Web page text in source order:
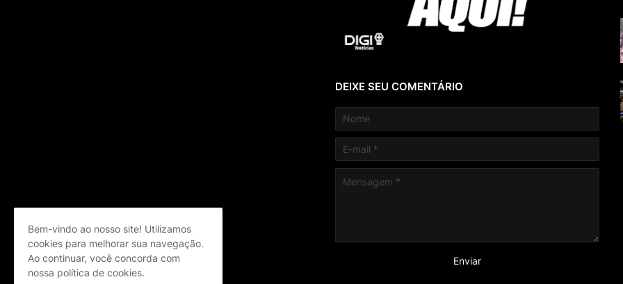
DEIXE SEU COMENTÁRIO
Bem-vindo ao nosso site! Utilizamos
cookies para melhorar sua navegação.
Ao continuar, você concorda com
nossa política de cookies.